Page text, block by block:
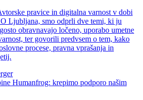
pravice in digitalna varnost v dobi
Ljubljana, smo odprli dve temi, ki ju
obravnavajo ločeno, uporabo umetne
ter govorili predvsem o tem, kako
procese, pravna vprašanja in
Humanfrog: krepimo podporo našim